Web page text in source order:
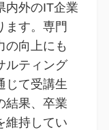
内外のIT企業
ます。専門
の向上にも
ルティング
じて受講生
結果、卒業
維持してい